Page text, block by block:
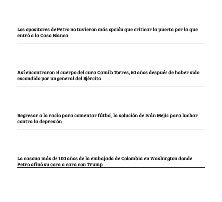
Los opositores de Petro no tuvieron más opción que criticar la puerta por la que
entró a la Casa Blanca
Así encontraron el cuerpo del cura Camilo Torres, 60 años después de haber sido
escondido por un general del Ejército
Regresar a la radio para comentar fútbol, la solución de Iván Mejía para luchar
contra la depresión
La casona más de 100 años de la embajada de Colombia en Washington donde
Petro afinó su cara a cara con Trump